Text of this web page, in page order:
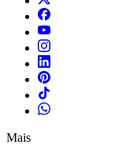
Mais